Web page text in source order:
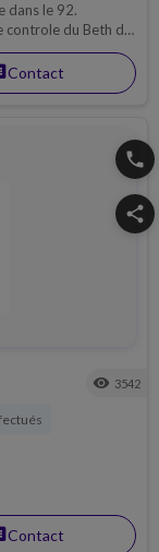
dans le 92.
controle du Beth din
Contact
phone
share
visibility 3542
Contact